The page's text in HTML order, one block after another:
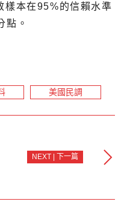
樣本在95%的信賴水準
點。
美國民調
NEXT | 下一篇